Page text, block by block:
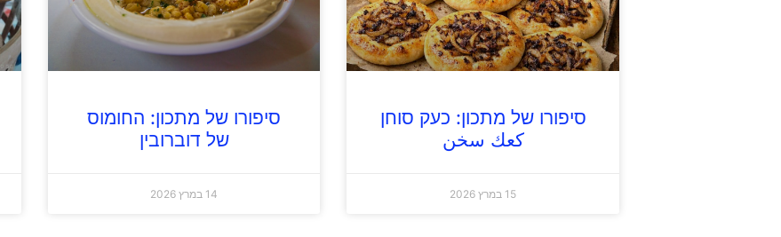
סיפורו של מתכון: כעק סוחן
كعك سخن
15 במרץ 2026
סיפורו של מתכון: החומוס
של דוברובין
14 במרץ 2026